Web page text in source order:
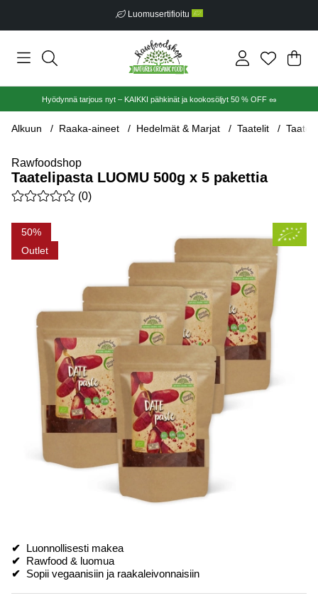
Luomusertifioitu
.
Hyödynnä tarjous nyt – KAIKKI pähkinät ja kookosöljyt 50 % OFF 🥜
Alkuun Raaka-aineet Hedelmät & Marjat Taatelit
Rawfoodshop
Taatelipasta LUOMU 500g x 5 pakettia
Keskiarvoluokitus 0 / 5 Arvioiden määrä 0
(0)
50
Outlet
Tuotekuvat Taatelipasta LUOMU 500g x 5 pakettia
✔
Luonnollisesti makea
✔
Rawfood & luomua
✔ Sopii vegaanisiin ja raakaleivonnaisiin